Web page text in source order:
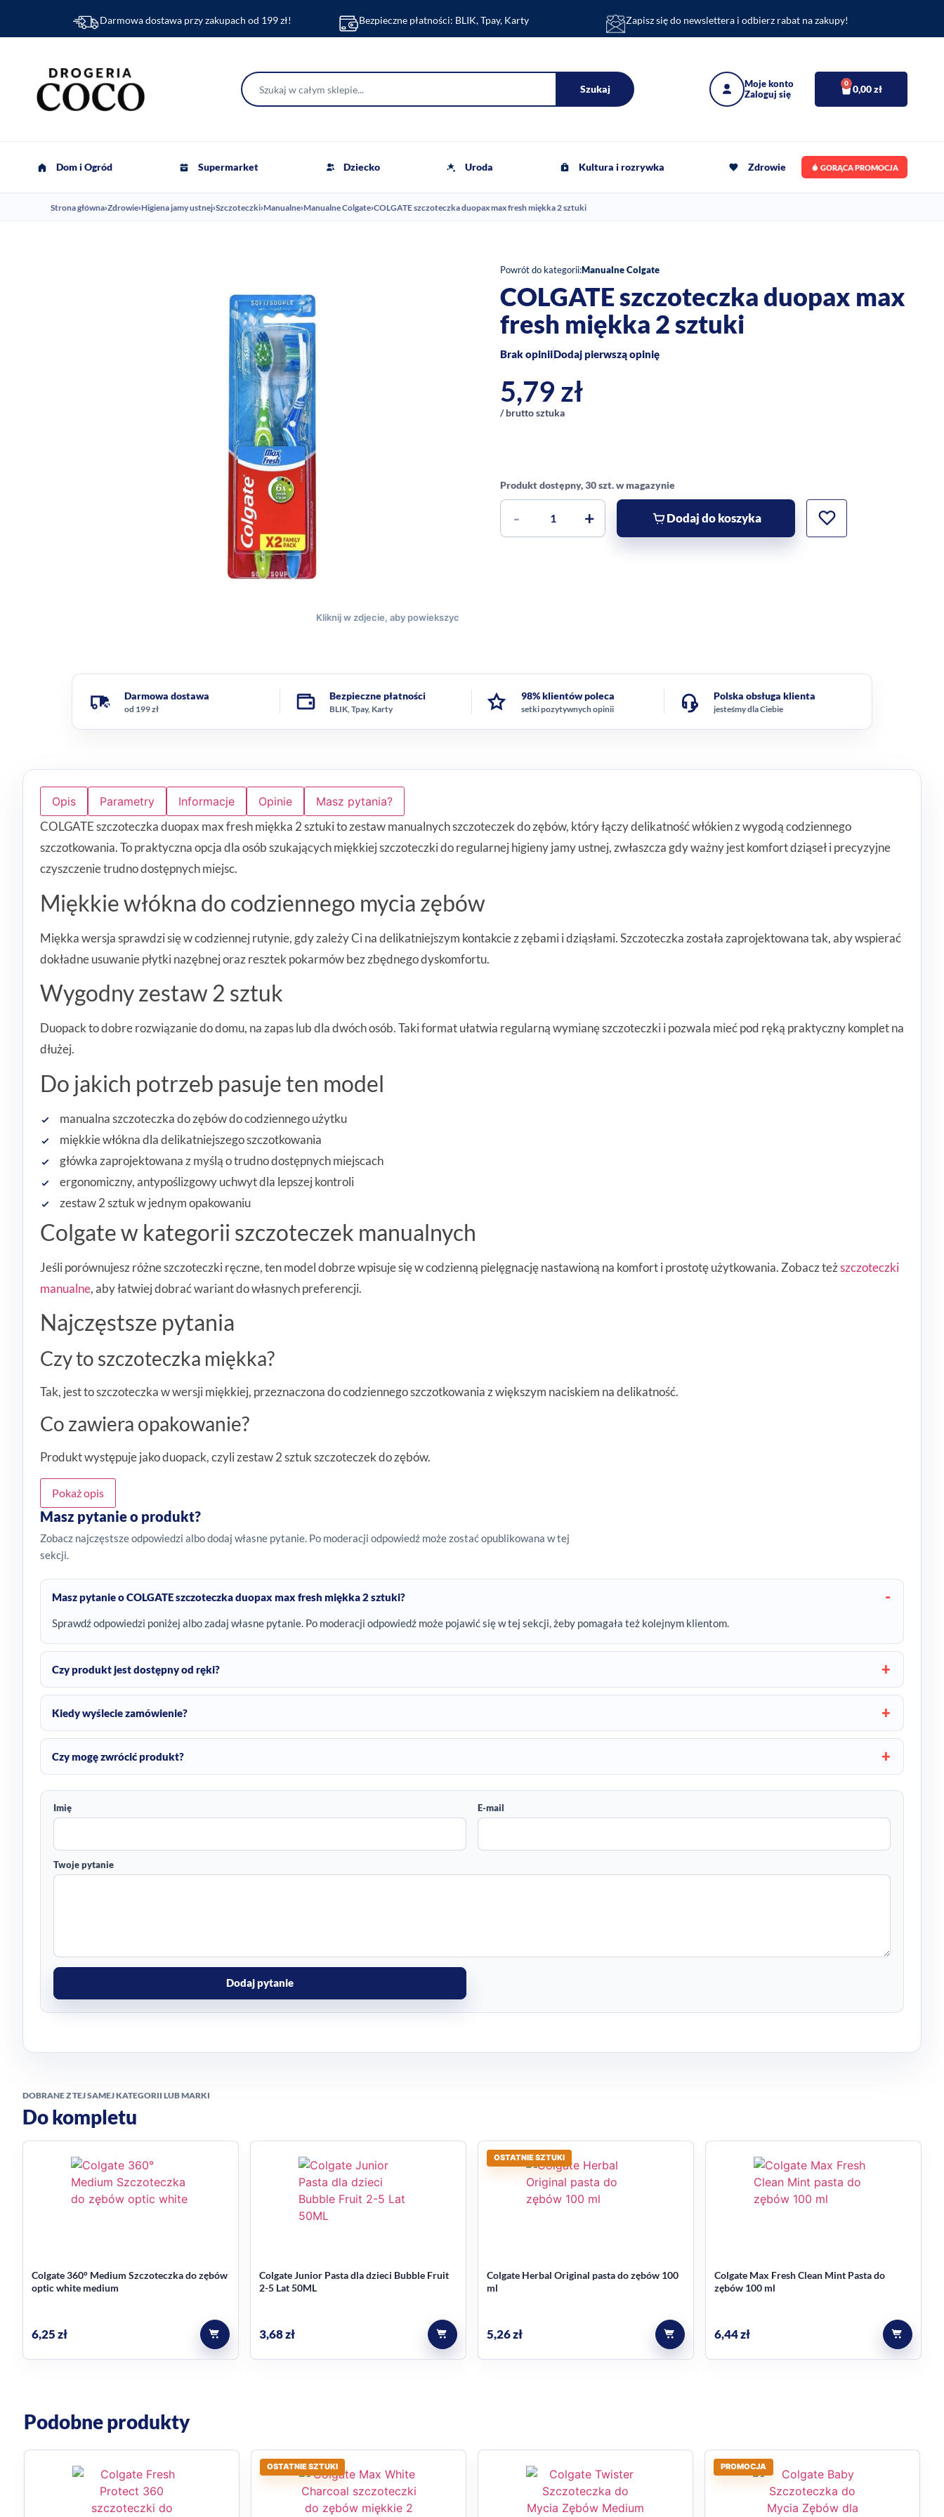
Darmowa dostawa przy zakupach od 199 zł! Bezpieczne płatności: BLIK, Tpay, Karty Zapisz się do newslettera i odbierz rabat na zakupy!
Szukaj 0,00zł
0
Dom i Ogród Supermarket Dziecko Uroda Kultura i rozrywka Zdrowie GORĄCA PROMOCJA
Strona główna›Zdrowie›Higiena jamy ustnej›Szczoteczki›Manualne›Manualne Colgate›COLGATE szczoteczka duopax max fresh miękka 2 sztuki
Powrót do kategorii:Manualne Colgate
COLGATE szczoteczka duopax max
fresh miękka 2 sztuki
Brak opiniiDodaj pierwszą opinię
5,79 zł
/ brutto sztuka
Produkt dostępny, 30 szt. w magazynie
- + Dodaj do koszyka
Darmowa dostawa
od 199 zł
Bezpieczne płatności
BLIK, Tpay, Karty
98% klientów poleca
setki pozytywnych opinii
Polska obsługa klienta
jesteśmy dla Ciebie
Opis Parametry Informacje Opinie Masz pytania?
COLGATE szczoteczka duopax max fresh miękka 2 sztuki to zestaw manualnych szczoteczek do zębów, który łączy delikatność włókien z wygodą codziennego
szczotkowania. To praktyczna opcja dla osób szukających miękkiej szczoteczki do regularnej higieny jamy ustnej, zwłaszcza gdy ważny jest komfort dziąseł i precyzyjne
czyszczenie trudno dostępnych miejsc.
Miękkie włókna do codziennego mycia zębów
Miękka wersja sprawdzi się w codziennej rutynie, gdy zależy Ci na delikatniejszym kontakcie z zębami i dziąsłami. Szczoteczka została zaprojektowana tak, aby wspierać
dokładne usuwanie płytki nazębnej oraz resztek pokarmów bez zbędnego dyskomfortu.
Wygodny zestaw 2 sztuk
Duopack to dobre rozwiązanie do domu, na zapas lub dla dwóch osób. Taki format ułatwia regularną wymianę szczoteczki i pozwala mieć pod ręką praktyczny komplet na
dłużej.
Do jakich potrzeb pasuje ten model
manualna szczoteczka do zębów do codziennego użytku
miękkie włókna dla delikatniejszego szczotkowania
główka zaprojektowana z myślą o trudno dostępnych miejscach
ergonomiczny, antypoślizgowy uchwyt dla lepszej kontroli
zestaw 2 sztuk w jednym opakowaniu
Colgate w kategorii szczoteczek manualnych
Jeśli porównujesz różne szczoteczki ręczne, ten model dobrze wpisuje się w codzienną pielęgnację nastawioną na komfort i prostotę użytkowania. Zobacz teższczoteczki
manualne, aby łatwiej dobrać wariant do własnych preferencji.
Najczęstsze pytania
Czy to szczoteczka miękka?
Tak, jest to szczoteczka w wersji miękkiej, przeznaczona do codziennego szczotkowania z większym naciskiem na delikatność.
Co zawiera opakowanie?
Produkt występuje jako duopack, czyli zestaw 2 sztuk szczoteczek do zębów.
Pokaż opis
Masz pytanie o produkt?
Zobacz najczęstsze odpowiedzi albo dodaj własne pytanie. Po moderacji odpowiedź może zostać opublikowana w tej
sekcji.
Masz pytanie o COLGATE szczoteczka duopax max fresh miękka 2 sztuki?
Sprawdź odpowiedzi poniżej albo zadaj własne pytanie. Po moderacji odpowiedź może pojawić się w tej sekcji, żeby pomagała też kolejnym klientom.
Czy produkt jest dostępny od ręki?
Kiedy wyślecie zamówienie?
Czy mogę zwrócić produkt?
Imię E-mail
Twoje pytanie
Dodaj pytanie
DOBRANE Z TEJ SAMEJ KATEGORII LUB MARKI
Do kompletu
Colgate 360° Medium Szczoteczka do zębów
optic white medium
6,25zł
Colgate Junior Pasta dla dzieci Bubble Fruit
2-5 Lat 50ML
3,68zł
OSTATNIE SZTUKI
Colgate Herbal Original pasta do zębów 100
ml
5,26zł
Colgate Max Fresh Clean Mint Pasta do
zębów 100 ml
6,44zł
Podobne produkty
OSTATNIE SZTUKI PROMOCJA